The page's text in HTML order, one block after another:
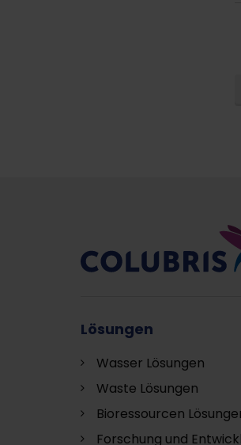
Lösungen
Wasser Lösungen
Waste Lösungen
Bioressourcen
Forschung und